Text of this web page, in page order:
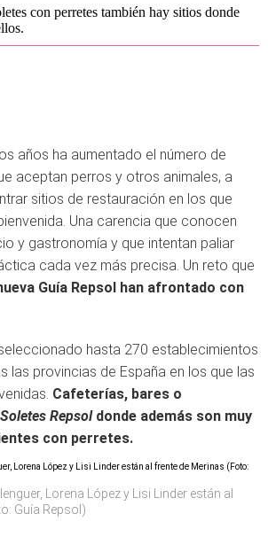
con perretes también hay sitios donde
años ha aumentado el número de
aceptan perros y otros animales, a
sitios de restauración en los que
Una carencia que conocen
y gastronomía y que intentan paliar
cada vez más precisa. Un reto que
Guía Repsol han afrontado con
hasta 270 establecimientos
las provincias de España en los que las
Cafeterías, bares o
Soletes Repsoldonde además son muy
con perretes.
Lorena López y Lisi Linder están al
Guía Repsol)